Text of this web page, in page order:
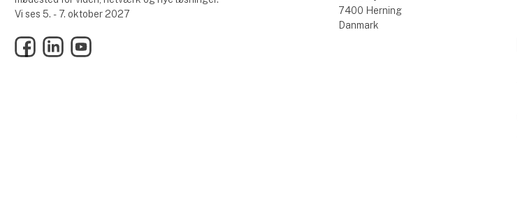
Vi ses 5. - 7. oktober 2027
FacebookLinkedInYouTube
7400 Herning
Danmark